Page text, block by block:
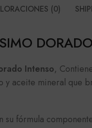
(0)
Intenso,
aceite mineral que
fórmula